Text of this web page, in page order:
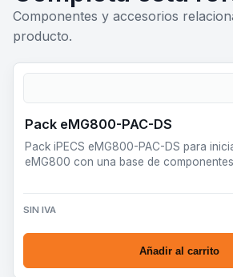
Componentes y accesorios
producto.
Pack eMG800-PAC-DS
Pack iPECS eMG800-PAC-DS para
eMG800 con una base de
SIN IVA
Añadir al carrito